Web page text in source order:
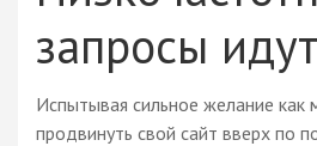
запросы
Испытывая сильное желание как
продвинуть свой сайт вверх по